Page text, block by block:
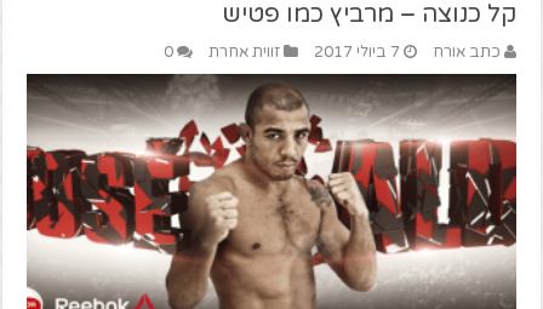
קל כנוצה – מרביץ כמו פטיש
כתב אורח 7 ביולי 2017 זווית אחרת 0